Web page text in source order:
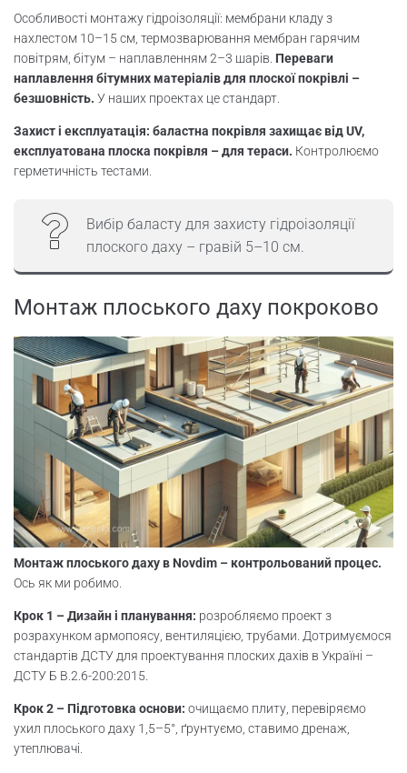
Особливості монтажу гідроізоляції: мембрани кладу з
нахлестом 10–15 см, термозварювання мембран гарячим
повітрям, бітум – наплавленням 2–3 шарів. Переваги
наплавлення бітумних матеріалів для плоскої покрівлі –
безшовність. У наших проектах це стандарт.
Захист і експлуатація: баластна покрівля захищає від UV,
експлуатована плоска покрівля – для тераси. Контролюємо
герметичність тестами.
Вибір баласту для захисту гідроізоляції
плоского даху – гравій 5–10 см.
Монтаж плоського даху покроково
Монтаж плоського даху в Novdim – контрольований процес.
Ось як ми робимо.
Крок 1 – Дизайн і планування: розробляємо проект з
розрахунком армопоясу, вентиляцією, трубами. Дотримуємося
стандартів ДСТУ для проектування плоских дахів в Україні –
ДСТУ Б В.2.6-200:2015.
Крок 2 – Підготовка основи: очищаємо плиту, перевіряємо
ухил плоського даху 1,5–5°, ґрунтуємо, ставимо дренаж,
утеплювачі.